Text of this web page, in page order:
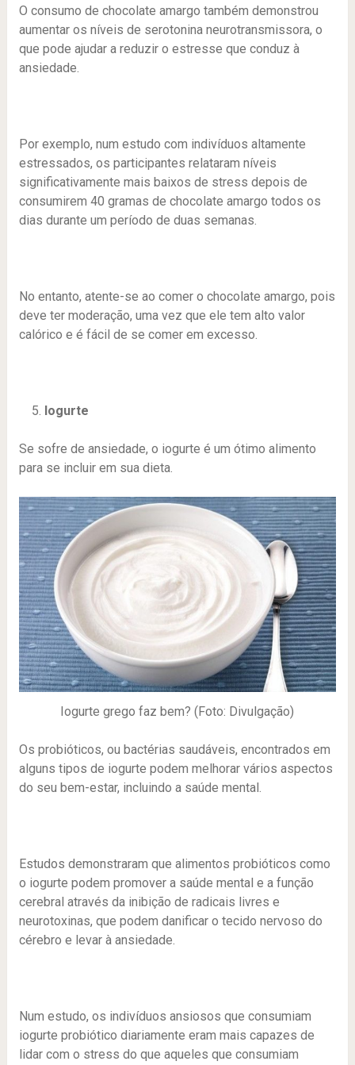
O consumo de chocolate amargo também demonstrou
aumentar os níveis de serotonina neurotransmissora, o
que pode ajudar a reduzir o estresse que conduz à
ansiedade.
Por exemplo, num estudo com indivíduos altamente
estressados, os participantes relataram níveis
significativamente mais baixos de stress depois de
consumirem 40 gramas de chocolate amargo todos os
dias durante um período de duas semanas.
No entanto, atente-se ao comer o chocolate amargo, pois
deve ter moderação, uma vez que ele tem alto valor
calórico e é fácil de se comer em excesso.
Iogurte
Se sofre de ansiedade, o iogurte é um ótimo alimento
para se incluir em sua dieta.
Iogurte grego faz bem? (Foto: Divulgação)
Os probióticos, ou bactérias saudáveis, encontrados em
alguns tipos de iogurte podem melhorar vários aspectos
do seu bem-estar, incluindo a saúde mental.
Estudos demonstraram que alimentos probióticos como
o iogurte podem promover a saúde mental e a função
cerebral através da inibição de radicais livres e
neurotoxinas, que podem danificar o tecido nervoso do
cérebro e levar à ansiedade.
Num estudo, os indivíduos ansiosos que consumiam
iogurte probiótico diariamente eram mais capazes de
lidar com o stress do que aqueles que consumiam